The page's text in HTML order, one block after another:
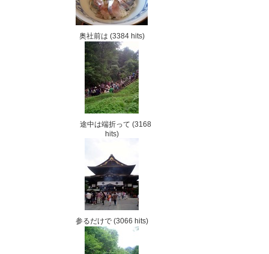
奥社前は (3384 hits)
途中は端折って (3168
hits)
参るだけで(3066 hits)